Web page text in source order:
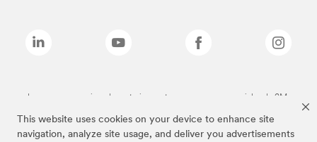
This website uses cookies on your device to enhance site
navigation, analyze site usage, and deliver you advertisements
Las marcas mencionadas anteriormente son marcas comerciales de 3M.